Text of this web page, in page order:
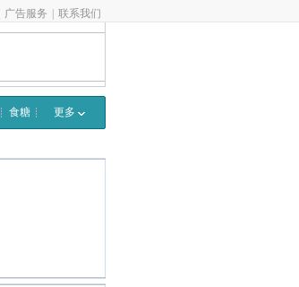
广告服务 联系我们
食糖 更多